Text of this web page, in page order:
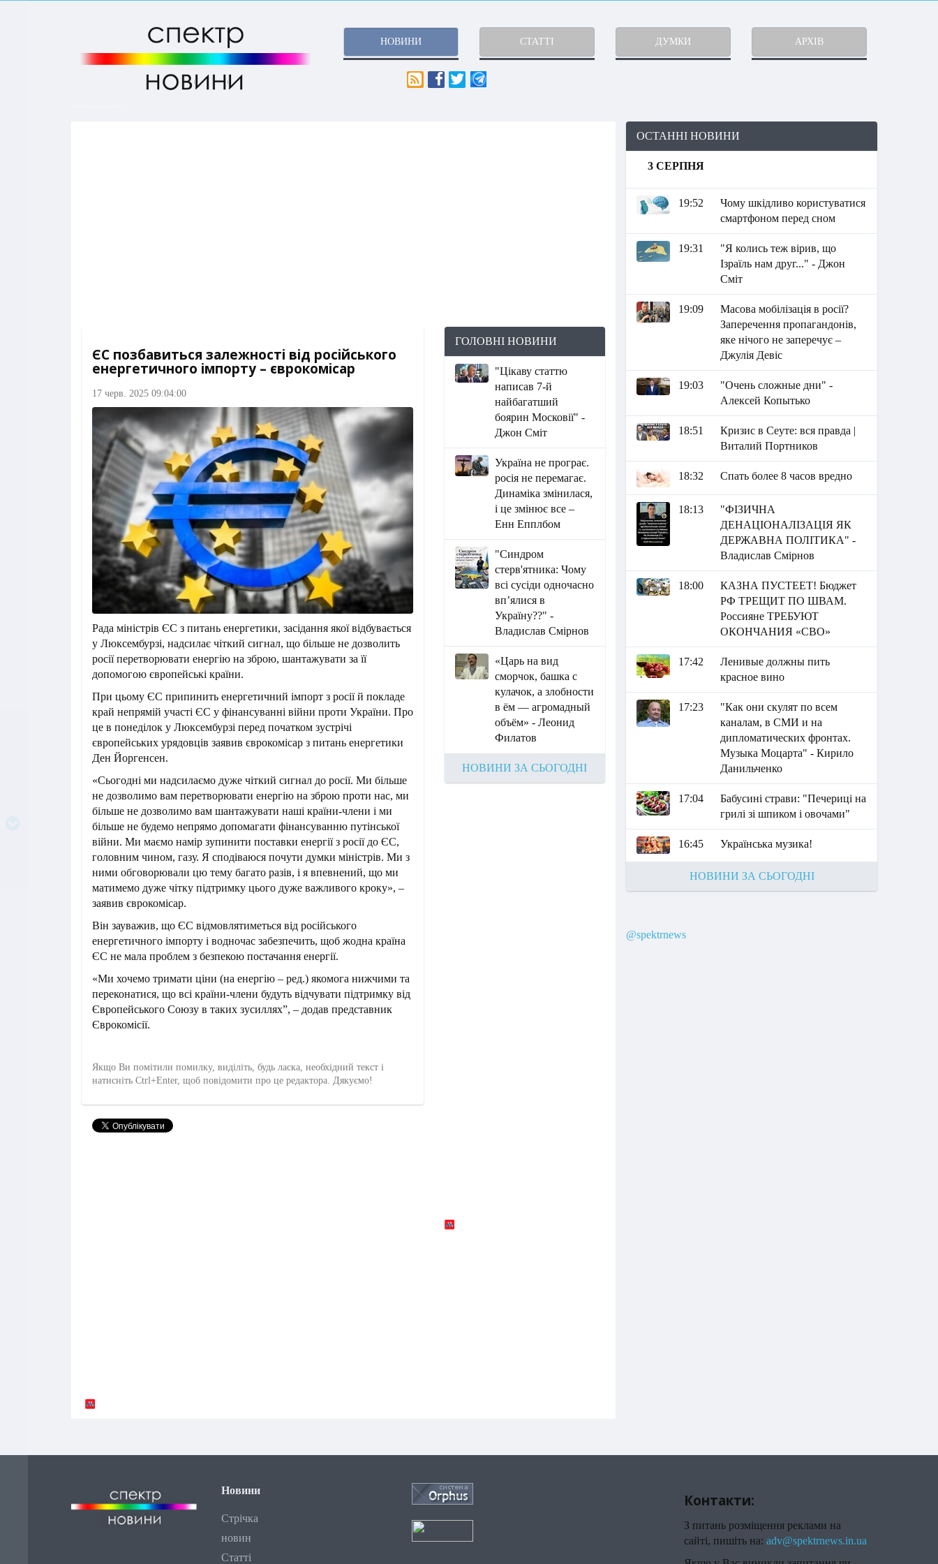
НОВИНИ СТАТТІ ДУМКИ АРХІВ
ЄС позбавиться залежності від російського
енергетичного імпорту – єврокомісар
17 черв. 2025 09:04:00
Рада міністрів ЄС з питань енергетики, засідання якої відбувається
у Люксембурзі, надсилає чіткий сигнал, що більше не дозволить
росії перетворювати енергію на зброю, шантажувати за її
допомогою європейські країни.
При цьому ЄС припинить енергетичний імпорт з росії й покладе
край непрямій участі ЄС у фінансуванні війни проти України. Про
це в понеділок у Люксембурзі перед початком зустрічі
європейських урядовців заявив єврокомісар з питань енергетики
Ден Йоргенсен.
«Сьогодні ми надсилаємо дуже чіткий сигнал до росії. Ми більше
не дозволимо вам перетворювати енергію на зброю проти нас, ми
більше не дозволимо вам шантажувати наші країни-члени і ми
більше не будемо непрямо допомагати фінансуванню путінської
війни. Ми маємо намір зупинити поставки енергії з росії до ЄС,
головним чином, газу. Я сподіваюся почути думки міністрів. Ми з
ними обговорювали цю тему багато разів, і я впевнений, що ми
матимемо дуже чітку підтримку цього дуже важливого кроку», –
заявив єврокомісар.
Він зауважив, що ЄС відмовлятиметься від російського
енергетичного імпорту і водночас забезпечить, щоб жодна країна
ЄС не мала проблем з безпекою постачання енергії.
«Ми хочемо тримати ціни (на енергію – ред.) якомога нижчими та
переконатися, що всі країни-члени будуть відчувати підтримку від
Європейського Союзу в таких зусиллях”, – додав представник
Єврокомісії.
Якщо Ви помітили помилку, виділіть, будь ласка, необхідний текст і
натисніть Ctrl+Enter, щоб повідомити про це редактора. Дякуємо!
ГОЛОВНІ НОВИНИ
"Цікаву статтю
написав 7-й
найбагатший
боярин Московії" -
Джон Сміт
Україна не програє.
росія не перемагає.
Динаміка змінилася,
і це змінює все –
Енн Епплбом
"Синдром
стерв'ятника: Чому
всі сусіди одночасно
вп’ялися в
Україну??" -
Владислав Смірнов
«Царь на вид
сморчок, башка с
кулачок, а злобности
в ём — агромадный
объём» - Леонид
Филатов
НОВИНИ ЗА СЬОГОДНІ
ОСТАННІ НОВИНИ
3 СЕРПНЯ
19:52
Чому шкідливо користуватися
смартфоном перед сном
19:31
"Я колись теж вірив, що
Ізраїль нам друг..." - Джон
Сміт
19:09
Масова мобілізація в росії?
Заперечення пропагандонів,
яке нічого не заперечує –
Джулія Девіс
19:03
"Очень сложные дни" -
Алексей Копытько
18:51
Кризис в Сеуте: вся правда |
Виталий Портников
18:32 Спать более 8 часов вредно
18:13
"ФІЗИЧНА
ДЕНАЦІОНАЛІЗАЦІЯ ЯК
ДЕРЖАВНА ПОЛІТИКА" -
Владислав Смірнов
18:00
КАЗНА ПУСТЕЕТ! Бюджет
РФ ТРЕЩИТ ПО ШВАМ.
Россияне ТРЕБУЮТ
ОКОНЧАНИЯ «СВО»
17:42
Ленивые должны пить
красное вино
17:23
"Как они скулят по всем
каналам, в СМИ и на
дипломатических фронтах.
Музыка Моцарта" - Кирило
Данильченко
17:04
Бабусині страви: "Печериці на
грилі зі шпиком і овочами"
16:45 Українська музика!
НОВИНИ ЗА СЬОГОДНІ
@spektrnews
Новини
Стрічка
новин
Статті
Контакти:
З питань розміщення реклами на
сайті, пишіть на: adv@spektrnews.in.ua